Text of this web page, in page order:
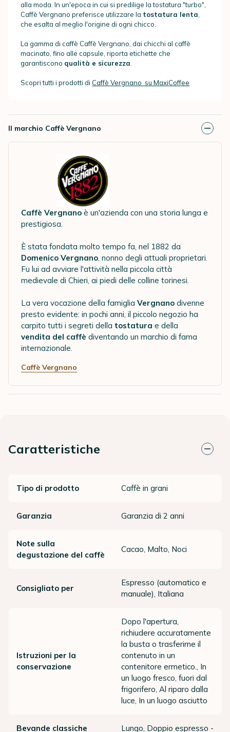
alla moda. In un'epoca in cui si predilige la tostatura "turbo",
Caffè Vergnano preferisce utilizzare la tostatura lenta,
che esalta al meglio l'origine di ogni chicco.
La gamma di caffè Caffè Vergnano, dai chicchi al caffè
macinato, fino alle capsule, riporta etichette che
garantiscono qualità e sicurezza.
Scopri tutti i prodotti di Caffè Vergnano su MaxiCoffee
Il marchio Caffè Vergnano
Caffè Vergnano è un'azienda con una storia lunga e
prestigiosa.
È stata fondata molto tempo fa, nel 1882 da
Domenico Vergnano, nonno degli attuali proprietari.
Fu lui ad avviare l'attività nella piccola città
medievale di Chieri, ai piedi delle colline torinesi.
La vera vocazione della famiglia Vergnano divenne
presto evidente: in pochi anni, il piccolo negozio ha
carpito tutti i segreti della tostatura e della
vendita del caffè diventando un marchio di fama
internazionale.
Caffè Vergnano
Caratteristiche
Tipo di prodotto Caffè in grani
Garanzia Garanzia di 2 anni
Note sulla
degustazione del caffè
Cacao, Malto, Noci
Consigliato per
Espresso (automatico e
manuale), Italiana
Istruzioni per la
conservazione
Dopo l'apertura,
richiudere accuratamente
la busta o trasferirne il
contenuto in un
contenitore ermetico., In
un luogo fresco, fuori dal
frigorifero, Al riparo dalla
luce, In un luogo asciutto
Bevande classiche Lungo, Doppio espresso -